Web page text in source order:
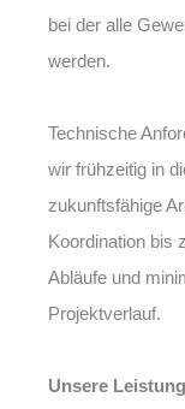
bei der alle
werden.
Technische
wir frühzeitig in
zukunftsfähige
Koordination bis
Abläufe und
Projektverlauf.
Unsere